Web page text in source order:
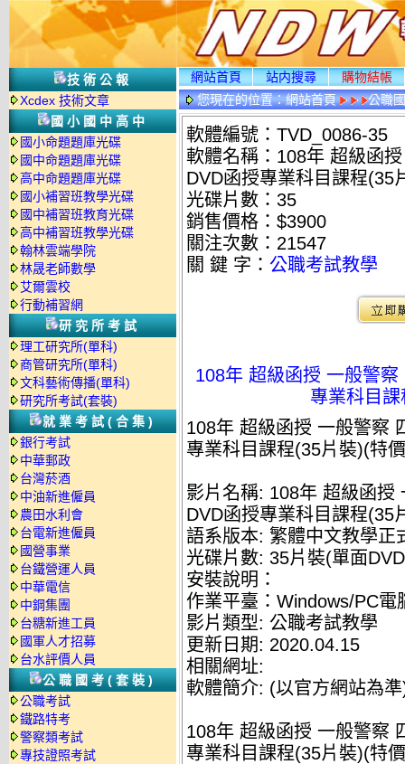
技術公報
Xcdex 技術文章
國小國中高中
國小命題題庫光碟
國中命題題庫光碟
高中命題題庫光碟
國小補習班教學光碟
國中補習班教育光碟
高中補習班教學光碟
翰林雲端學院
林晟老師數學
艾爾雲校
行動補習網
研究所考試
理工研究所(單科)
商管研究所(單科)
文科藝術傳播(單科)
研究所考試(套裝)
就業考試(合集)
銀行考試
中華郵政
台灣菸酒
中油新進僱員
農田水利會
台電新進僱員
國營事業
台鐵營運人員
中華電信
中鋼集團
台糖新進工員
國軍人才招募
台水評價人員
公職國考(套裝)
公職考試
鐵路特考
警察類考試
專技證照考試
網站首頁 站内搜尋
購物結帳
您現在的位置：網站首頁 公職
軟體編號：TVD_0086-35
軟體名稱：108年 超級函
DVD函授專業科目課程(35
光碟片數：35
銷售價格：$3900
關注次數： 21547
關 鍵 字： 公職考試教學
108年 超級函授 一般警
專業科目
108年 超級函授 一般警察
專業科目課程(35片裝)(特
影片名稱: 108年 超級函授
DVD函授專業科目課程(35
語系版本: 繁體中文教學正
光碟片數: 35片裝(單面
安裝說明：
作業平臺：Windows/PC
影片類型: 公職考試教學
更新日期: 2020.04.15
相關網址:
軟體簡介: (以官方網站為
108年 超級函授 一般警察
專業科目課程(35片裝)(特